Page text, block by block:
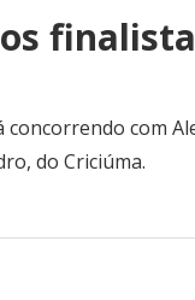
com
do Criciúma.